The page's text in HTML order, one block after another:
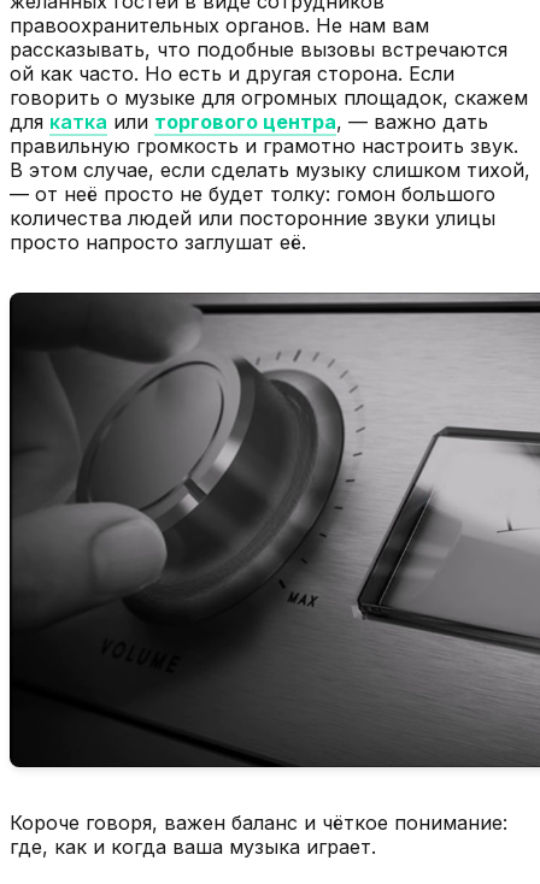
правоохранительных органов. Не нам вам
рассказывать, что подобные вызовы встречаются
ой как часто. Но есть и другая сторона. Если
говорить о музыке для огромных площадок, скажем
для катка или торгового центра, — важно дать
правильную громкость и грамотно настроить звук.
В этом случае, если сделать музыку слишком тихой,
— от неё просто не будет толку: гомон большого
количества людей или посторонние звуки улицы
просто напросто заглушат её.
Короче говоря, важен баланс и чёткое понимание:
где, как и когда ваша музыка играет.